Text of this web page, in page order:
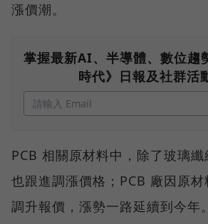
漲價潮。
掌握最新AI、半導體、數位趨
時代》日報及社群活
PCB 相關原材料中，除了玻璃纖
也跟進調漲價格；PCB 廠因原
調升報價，漲勢一路延續到今年。